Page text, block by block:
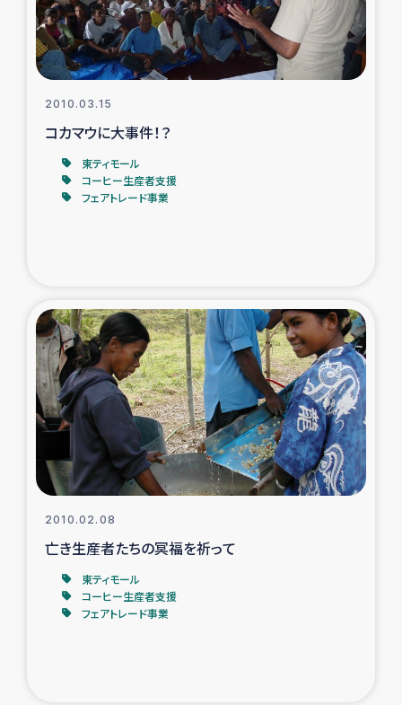
2010.03.15
コカマウに大事件！？
東ティモール
コーヒー生産者支援
フェアトレード事業
2010.02.08
亡き生産者たちの冥福を祈って
東ティモール
コーヒー生産者支援
フェアトレード事業